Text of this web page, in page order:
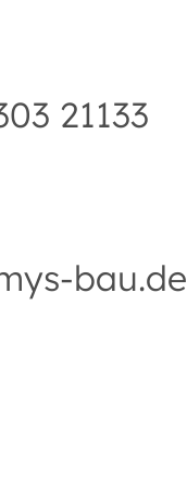
21133
bau.de